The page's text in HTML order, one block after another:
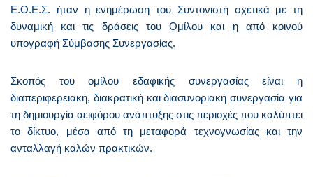
Ε.Ο.Ε.Σ. ήταν η ενημέρωση του Συντονιστή σχετικά με τη
δυναμική και τις δράσεις του Ομίλου και η από κοινού
υπογραφή Σύμβασης Συνεργασίας.
Σκοπός του ομίλου εδαφικής συνεργασίας είναι η
διαπεριφερειακή, διακρατική και διασυνοριακή συνεργασία για
τη δημιουργία αειφόρου ανάπτυξης στις περιοχές που καλύπτει
το δίκτυο, μέσα από τη μεταφορά τεχνογνωσίας και την
ανταλλαγή καλών πρακτικών.